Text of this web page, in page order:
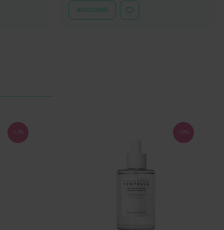
ADICIONAR
ADICIONAR
À
-10% -19%